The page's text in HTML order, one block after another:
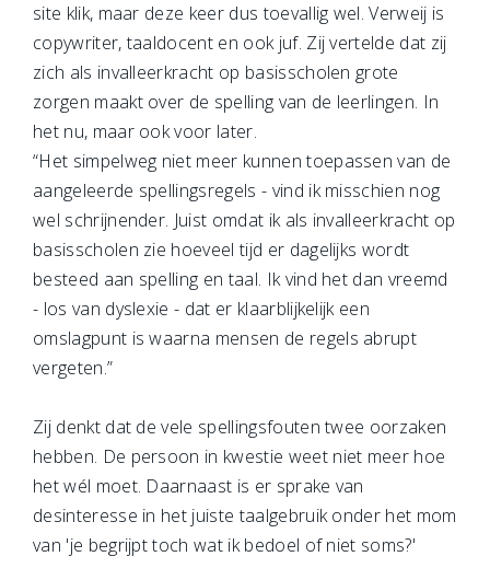
site klik, maar deze keer dus toevallig wel. Verweij is
copywriter, taaldocent en ook juf. Zij vertelde dat zij
zich als invalleerkracht op basisscholen grote
zorgen maakt over de spelling van de leerlingen. In
het nu, maar ook voor later.
“Het simpelweg niet meer kunnen toepassen van de
aangeleerde spellingsregels - vind ik misschien nog
wel schrijnender. Juist omdat ik als invalleerkracht op
basisscholen zie hoeveel tijd er dagelijks wordt
besteed aan spelling en taal. Ik vind het dan vreemd
- los van dyslexie - dat er klaarblijkelijk een
omslagpunt is waarna mensen de regels abrupt
vergeten.”
Zij denkt dat de vele spellingsfouten twee oorzaken
hebben. De persoon in kwestie weet niet meer hoe
het wél moet. Daarnaast is er sprake van
desinteresse in het juiste taalgebruik onder het mom
van 'je begrijpt toch wat ik bedoel of niet soms?'